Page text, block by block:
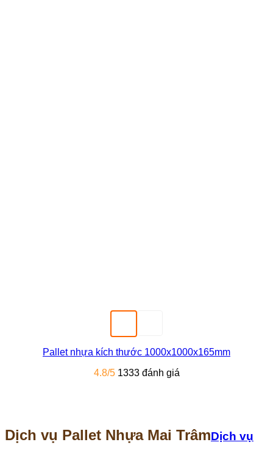
Pallet nhựa kích thước 1000x1000x165mm
4.8/5 1333 đánh giá
Dịch vụ Pallet Nhựa Mai TrâmDịch vụ